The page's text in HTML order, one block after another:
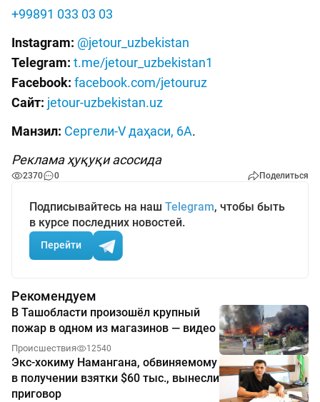
+99891 033 03 03
Instagram: @jetour_uzbekistan
Telegram: t.me/jetour_uzbekistan1
Facebook: facebook.com/jetouruz
Сайт: jetour-uzbekistan.uz
Манзил: Сергели-V даҳаси, 6А.
Реклама ҳуқуқи асосида
2370 0 Поделиться
Подписывайтесь на наш Telegram, чтобы быть
в курсе последних новостей.
Перейти
Рекомендуем
В Ташобласти произошёл крупный
пожар в одном из магазинов — видео
Происшествия 12540
Экс-хокиму Намангана, обвиняемому
в получении взятки $60 тыс., вынесли
приговор